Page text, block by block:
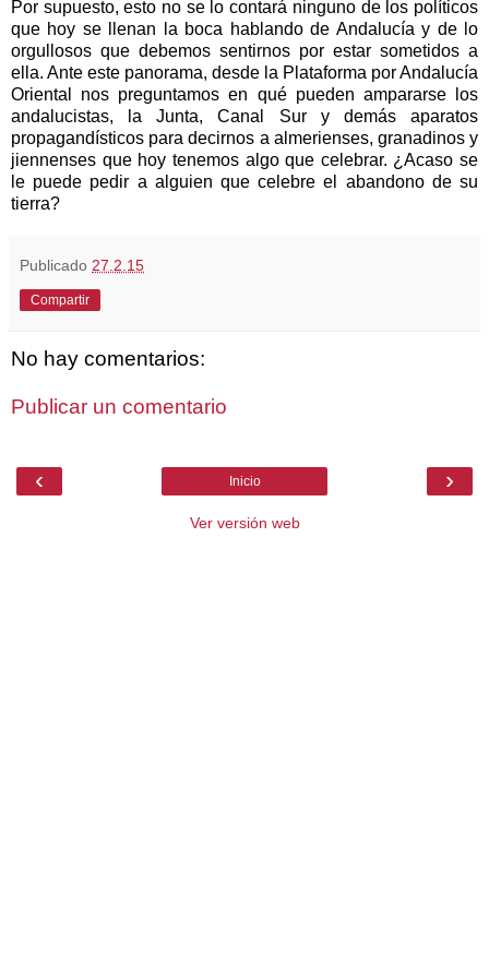
Por supuesto, esto no se lo contará ninguno de los políticos
que hoy se llenan la boca hablando de Andalucía y de lo
orgullosos que debemos sentirnos por estar sometidos a
ella. Ante este panorama, desde la Plataforma por Andalucía
Oriental nos preguntamos en qué pueden ampararse los
andalucistas,
la Junta, Canal Sur y demás aparatos
propagandísticos para decirnos a almerienses, granadinos y
jiennenses que hoy tenemos algo que celebrar. ¿Acaso se
le puede pedir a alguien que celebre el abandono de su
tierra?
Publicado 27.2.15
Compartir
No hay comentarios:
Publicar un comentario
‹ ›
Inicio
Ver versión web